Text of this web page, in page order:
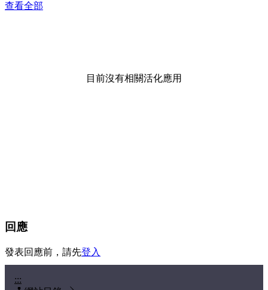
查看全部
目前沒有相關活化應用
回應
發表回應前，請先登入
:::